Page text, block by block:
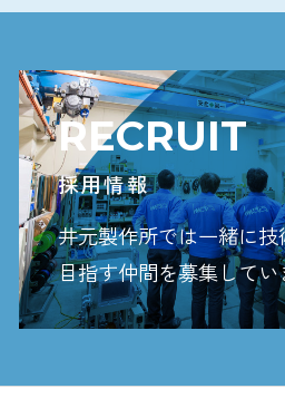
RECRUIT
採用情報
井元製作所では一緒に
目指す仲間を募集してい